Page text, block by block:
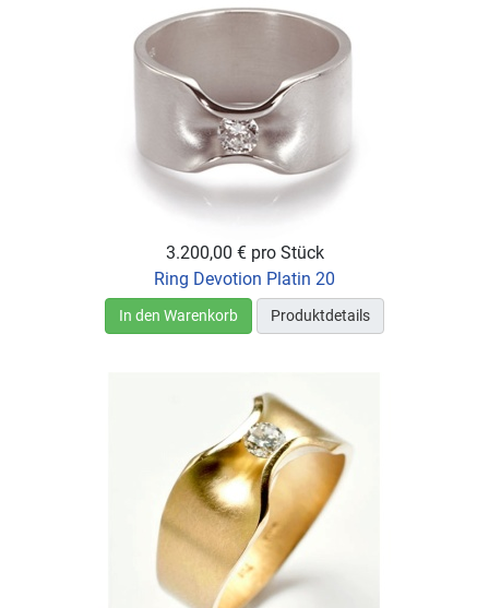
3.200,00 € pro Stück
Ring Devotion Platin 20
In den Warenkorb Produktdetails